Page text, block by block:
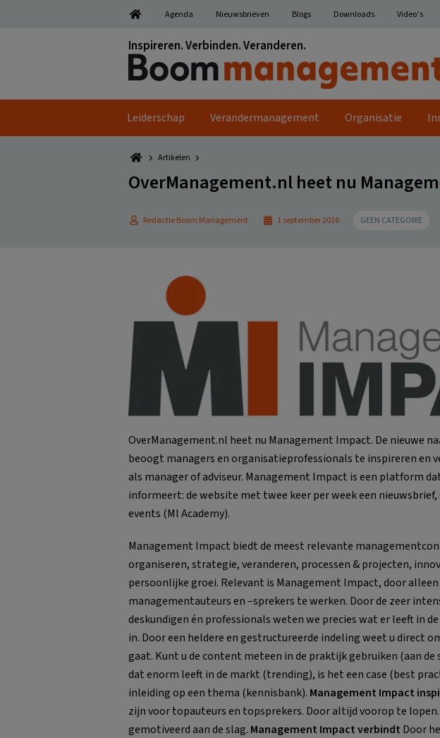
Agenda Nieuwsbrieven Blogs Downloads Video’s
Inspireren. Verbinden. Veranderen.
Leiderschap Verandermanagement Organisatie
Artikelen
OverManagement.nl heet nu
Redactie Boom Management 1 september 2016 GEEN CATEGORIE
OverManagement.nl heet nu Management Impact. De nieuwe
beoogt managers en organisatieprofessionals te inspireren en
als manager of adviseur. Management Impact is een platform
informeert: de website met twee keer per week een nieuwsbrief,
events (MI Academy).
Management Impact biedt de meest relevante
organiseren, strategie, veranderen, processen & projecten,
persoonlijke groei. Relevant is Management Impact, door
managementauteurs en –sprekers te werken. Door de zeer
deskundigen én professionals weten we precies wat er leeft in
in. Door een heldere en gestructureerde indeling weet u direct
gaat. Kunt u de content meteen in de praktijk gebruiken (aan de
dat enorm leeft in de markt (trending), is het een case (best
inleiding op een thema (kennisbank). Management Impact
zijn voor topauteurs en topsprekers. Door altijd voorop te
gemotiveerd aan de slag. Management Impact verbindt Door